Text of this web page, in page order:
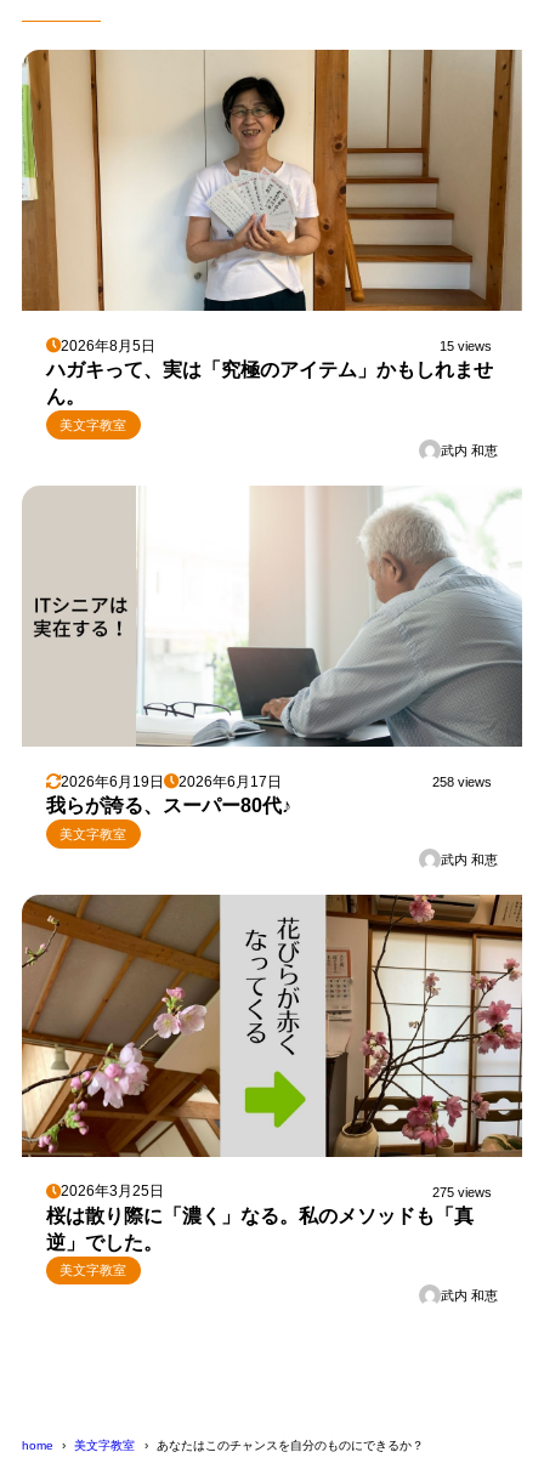
2026年8月5日 15 views
ハガキって、実は「究極のアイテム」かもしれませ
ん。
美文字教室
武内 和恵
2026年6月19日 2026年6月17日 258 views
我らが誇る、スーパー80代♪
美文字教室
武内 和恵
2026年3月25日 275 views
桜は散り際に「濃く」なる。私のメソッドも「真
逆」でした。
美文字教室
武内 和恵
home 美文字教室 あなたはこのチャンスを自分のものにできるか？